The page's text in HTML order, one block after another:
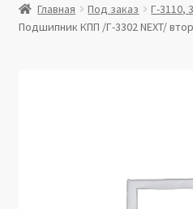
Витрина
Главная Под заказ Г-3110,
Подшипник КПП /Г-3302 NEXT/